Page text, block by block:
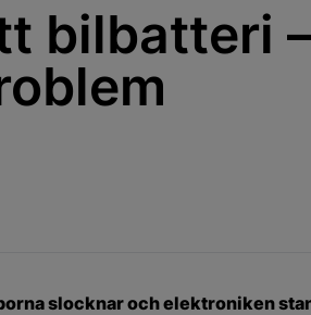
bilbatteri
slocknar och elektroniken